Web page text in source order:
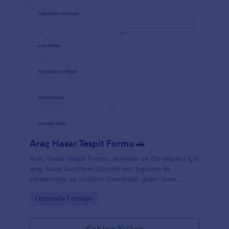
Araç Hasar Tespit Formu 🚗
Araç Hasar Tespit Formu, servisler ve filo ekipleri için
araç hasar kayıtlarını düzenli veri toplama ile
yönetmeye ve Jotform üzerinden gelen form
Go to Category:
Otomotiv Formları